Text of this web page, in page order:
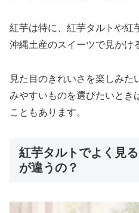
紅芋は特に、紅芋タルトや紅
沖縄土産のスイーツで見かけ
見た目のきれいさを楽しみた
みやすいものを選びたいとき
こともあります。
紅芋タルトでよく見
が違うの？